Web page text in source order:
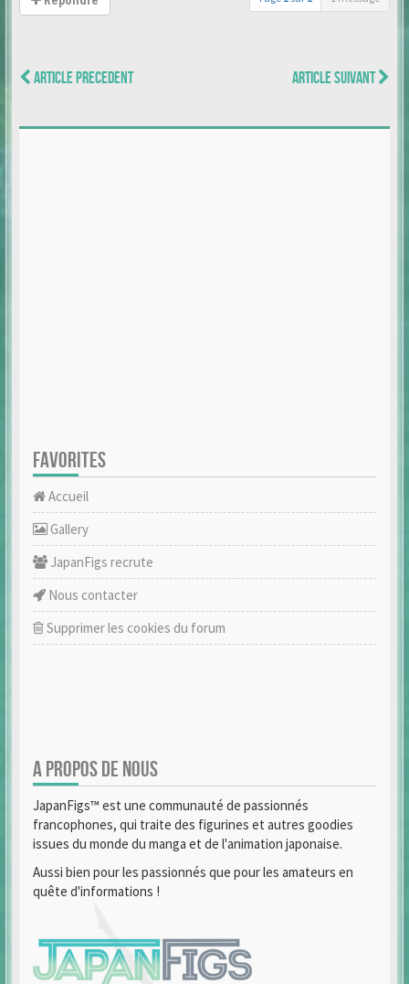
ARTICLE PRECEDENT ARTICLE SUIVANT
FAVORITES
Accueil
Gallery
JapanFigs recrute
Nous contacter
Supprimer les cookies du forum
A PROPOS DE NOUS
JapanFigs™ est une communauté de passionnés
francophones, qui traite des figurines et autres goodies
issues du monde du manga et de l'animation japonaise.
Aussi bien pour les passionnés que pour les amateurs en
quête d'informations !